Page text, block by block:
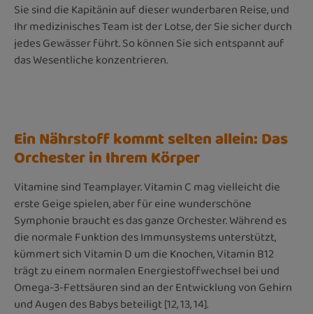
Sie sind die Kapitänin auf dieser wunderbaren Reise, und
Ihr medizinisches Team ist der Lotse, der Sie sicher durch
jedes Gewässer führt. So können Sie sich entspannt auf
das Wesentliche konzentrieren.
Ein Nährstoff kommt selten allein: Das
Orchester in Ihrem Körper
Vitamine sind Teamplayer. Vitamin C mag vielleicht die
erste Geige spielen, aber für eine wunderschöne
Symphonie braucht es das ganze Orchester. Während es
die normale Funktion des Immunsystems unterstützt,
kümmert sich Vitamin D um die Knochen, Vitamin B12
trägt zu einem normalen Energiestoffwechsel bei und
Omega-3-Fettsäuren sind an der Entwicklung von Gehirn
und Augen des Babys beteiligt [12, 13, 14].